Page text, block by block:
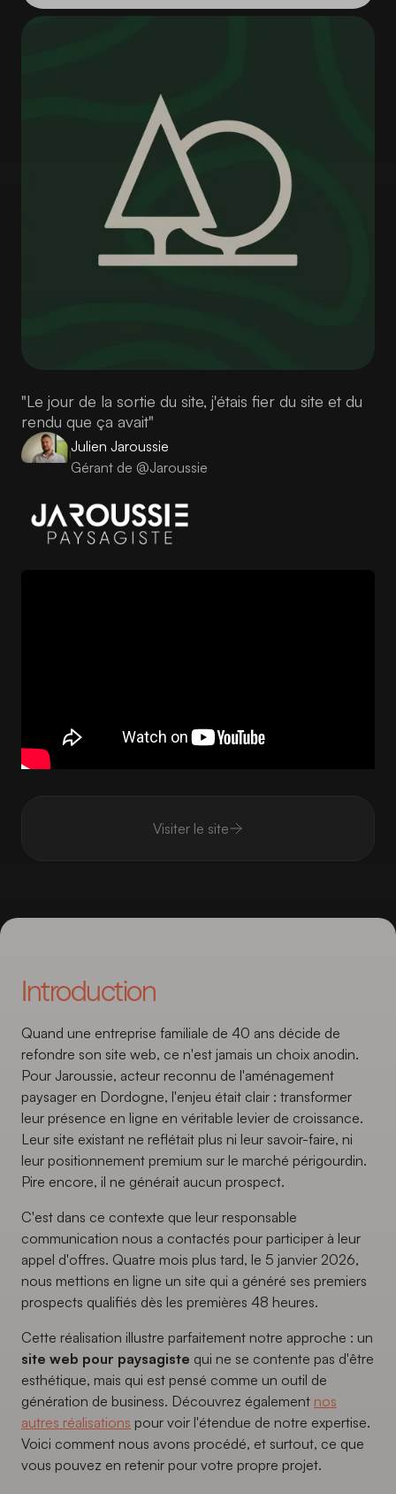
"Le jour de la sortie du site, j'étais fier du site et du
rendu que ça avait"
Julien Jaroussie
Gérant de @Jaroussie
Visiter le site
Introduction
Quand une entreprise familiale de 40 ans décide de
refondre son site web, ce n'est jamais un choix anodin.
Pour Jaroussie, acteur reconnu de l'aménagement
paysager en Dordogne, l'enjeu était clair : transformer
leur présence en ligne en véritable levier de croissance.
Leur site existant ne reflétait plus ni leur savoir-faire, ni
leur positionnement premium sur le marché périgourdin.
Pire encore, il ne générait aucun prospect.
C'est dans ce contexte que leur responsable
communication nous a contactés pour participer à leur
appel d'offres. Quatre mois plus tard, le 5 janvier 2026,
nous mettions en ligne un site qui a généré ses premiers
prospects qualifiés dès les premières 48 heures.
Cette réalisation illustre parfaitement notre approche : un
site web pour paysagiste qui ne se contente pas d'être
esthétique, mais qui est pensé comme un outil de
génération de business. Découvrez également nos
autres réalisations pour voir l'étendue de notre expertise.
Voici comment nous avons procédé, et surtout, ce que
vous pouvez en retenir pour votre propre projet.